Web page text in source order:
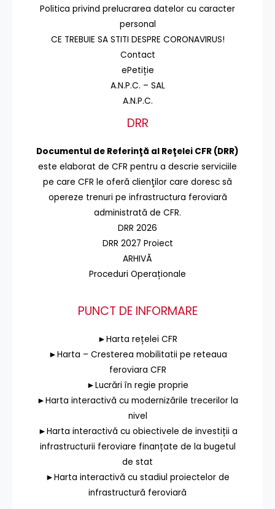
Politica privind prelucrarea datelor cu caracter
personal
CE TREBUIE SA STITI DESPRE CORONAVIRUS!
Contact
ePetiție
A.N.P.C. – SAL
A.N.P.C.
DRR
Documentul de Referinţă al Reţelei CFR (DRR)
este elaborat de CFR pentru a descrie serviciile
pe care CFR le oferă clienţilor care doresc să
opereze trenuri pe infrastructura feroviară
administrată de CFR.
DRR 2026
DRR 2027 Proiect
ARHIVĂ
Proceduri Operaționale
PUNCT DE INFORMARE
►Harta rețelei CFR
►Harta – Cresterea mobilitatii pe reteaua
feroviara CFR
►Lucrări în regie proprie
►Harta interactivă cu modernizările trecerilor la
nivel
►Harta interactivă cu obiectivele de investiții a
infrastructurii feroviare finanțate de la bugetul
de stat
►Harta interactivă cu stadiul proiectelor de
infrastructură feroviară